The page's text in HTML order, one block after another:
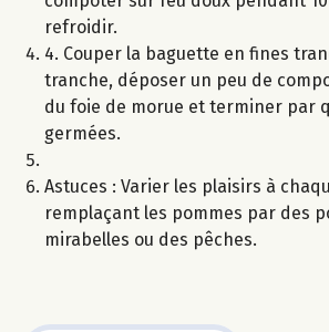
refroidir.
4. Couper la baguette en fines
tranche, déposer un peu de
du foie de morue et terminer par
germées.
Astuces : Varier les plaisirs à
remplaçant les pommes par des
mirabelles ou des pêches.